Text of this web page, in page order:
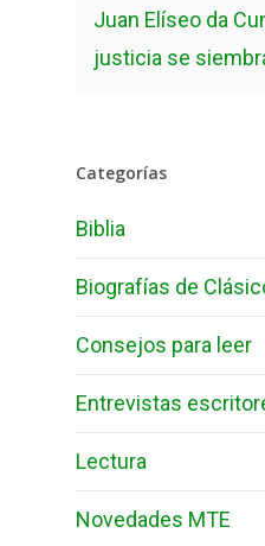
Juan Elíseo da
justicia se
Categorías
Biblia
Biografías de
Consejos para leer
Entrevistas
Lectura
Novedades MTE